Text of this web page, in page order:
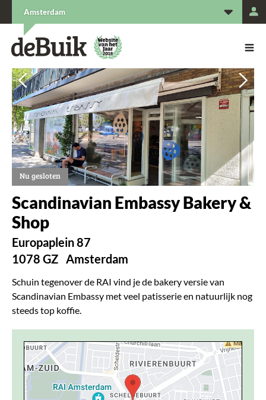
Vorige
Vorige
Nu gesloten
Scandinavian Embassy Bakery &
Shop
Europaplein 87
1078 GZ Amsterdam
Schuin tegenover de RAI vind je de bakery versie van
Scandinavian Embassy met veel patisserie en natuurlijk nog
steeds top koffie.
Amsterdam
De Buik van {city: city}
De Buik